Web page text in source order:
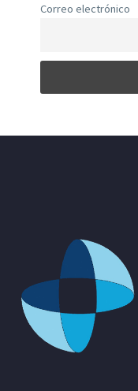
Correo electrónico